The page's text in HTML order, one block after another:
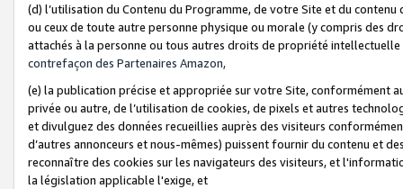
(d) l’utilisation du Contenu du Programme, de votre Site et du
ou ceux de toute autre personne physique ou morale (y compris des
attachés à la personne ou tous autres droits de propriété
contrefaçon des Partenaires Amazon,
(e) la publication précise et appropriée sur votre Site, conformément
privée ou autre, de l’utilisation de cookies, de pixels et autres
et divulguez des données recueillies auprès des visiteurs
d’autres annonceurs et nous-mêmes) puissent fournir du contenu et
reconnaître des cookies sur les navigateurs des visiteurs, et
la législation applicable l'exige, et